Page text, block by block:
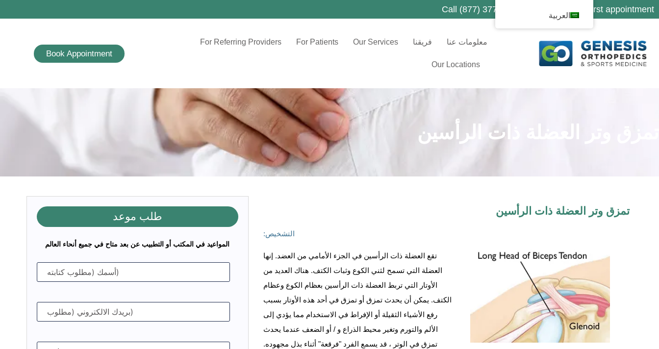
Call (877) 377-1188 to schedule your first appointment
معلومات عنا فريقنا Our Services
For Patients
For Referring Providers
Our Locations
Book Appointment
تمزق وتر العضلة ذات الرأسين
تمزق وتر العضلة ذات الرأسين
التشخيص:
تقع العضلة ذات الرأسين في الجزء الأمامي من العضد. إنها
العضلة التي تسمح لثني الكوع وثبات الكتف. هناك العديد من
الأوتار التي تربط العضلة ذات الرأسين بعظام الكوع وعظام
الكتف. يمكن أن يحدث تمزق أو تمزق في أحد هذه الأوتار بسبب
رفع الأشياء الثقيلة أو الإفراط في الاستخدام مما يؤدي إلى
الألم والتورم وتغير محيط الذراع و / أو الضعف عندما يحدث
تمزق في الوتر ، قد يسمع الفرد "فرقعة" أثناء بذل مجهوده.
طلب موعد
المواعيد في المكتب أو التطبيب عن بعد متاح في جميع أنحاء العالم
العربية